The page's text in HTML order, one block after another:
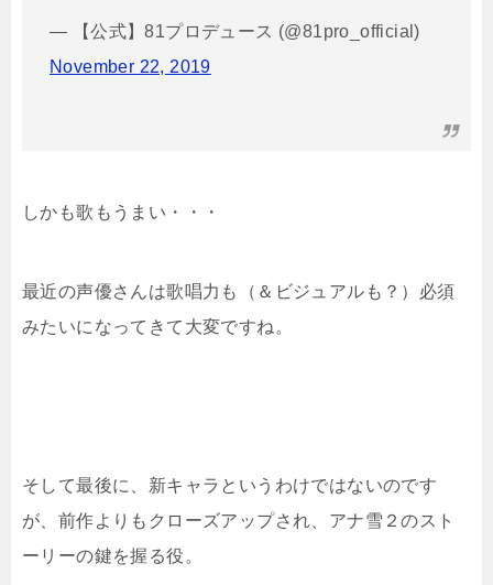
— 【公式】81プロデュース (@81pro_official)
November 22, 2019
しかも歌もうまい・・・
最近の声優さんは歌唱力も（＆ビジュアルも？）必須
みたいになってきて大変ですね。
そして最後に、新キャラというわけではないのです
が、前作よりもクローズアップされ、アナ雪２のスト
ーリーの鍵を握る役。